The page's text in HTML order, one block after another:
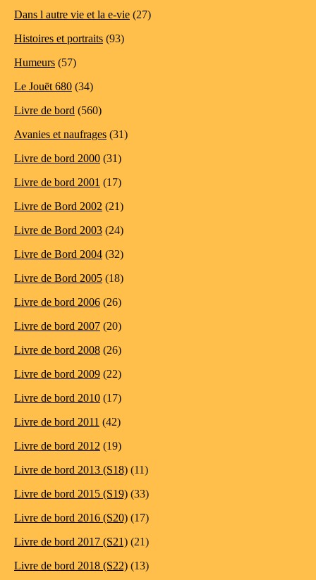
Dans l autre vie et la e-vie (27)
Histoires et portraits (93)
Humeurs (57)
Le Jouët 680 (34)
Livre de bord (560)
Avanies et naufrages (31)
Livre de bord 2000 (31)
Livre de bord 2001 (17)
Livre de Bord 2002 (21)
Livre de Bord 2003 (24)
Livre de Bord 2004 (32)
Livre de Bord 2005 (18)
Livre de bord 2006 (26)
Livre de bord 2007 (20)
Livre de bord 2008 (26)
Livre de bord 2009 (22)
Livre de bord 2010 (17)
Livre de bord 2011 (42)
Livre de bord 2012 (19)
Livre de bord 2013 (S18) (11)
Livre de bord 2015 (S19) (33)
Livre de bord 2016 (S20) (17)
Livre de bord 2017 (S21) (21)
Livre de bord 2018 (S22) (13)